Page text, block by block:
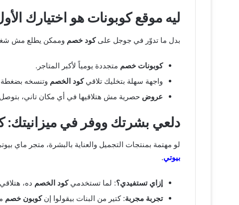
ليه موقع كوبونات هو اختيارك
بدل ما تدوّر في جوجل علىكود خصم وممكن يطلع مش
كوبونات خصم متجددة يومياً لأكبر المتاجر.
واجهة سهلة بتخليك تلاقيكود الخصم وتنسخه بضغطة
عروض حصرية مش هتلاقيها في أي مكان تاني،
دلعي بشرتك ووفر في ميزانيتك:
لو مهتمة بمنتجات التجميل والعناية بالبشرة، متجر ماي
بيوتي.
إزاي تستفيدي؟: لما تستخدميكود الخصم ده،
تجربة مجربة: كتير من البنات بيقولوا إنكوبون خصم